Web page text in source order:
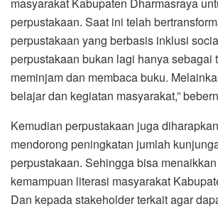
masyarakat Kabupaten Dharmasraya
perpustakaan. Saat ini telah
perpustakaan yang berbasis inklusi
perpustakaan bukan lagi hanya sebagai
meminjam dan membaca buku.
belajar dan kegiatan masyarakat,”
Kemudian perpustakaan juga
mendorong peningkatan jumlah
perpustakaan. Sehingga bisa
kemampuan literasi masyarakat
Dan kepada stakeholder terkait agar